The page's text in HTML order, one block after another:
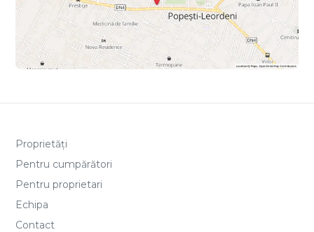
Proprietăți
Pentru cumpărători
Pentru proprietari
Echipa
Contact